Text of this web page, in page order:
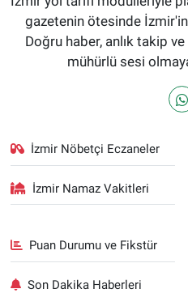
gazetenin ötesinde
Doğru haber, anlık takip
mühürlü sesi
İzmir Nöbetçi Eczaneler
İzmir Namaz Vakitleri
Puan Durumu ve Fikstür
Son Dakika Haberleri